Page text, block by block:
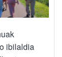
ibilaldia